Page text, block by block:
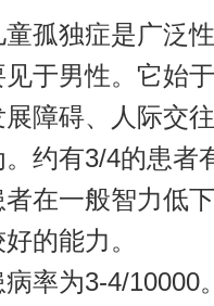
童孤独症是广泛
见于男性。它始
展障碍、人际交
。约有3/4的患者
者在一般智力低
的能力。
病率为3-4/10000